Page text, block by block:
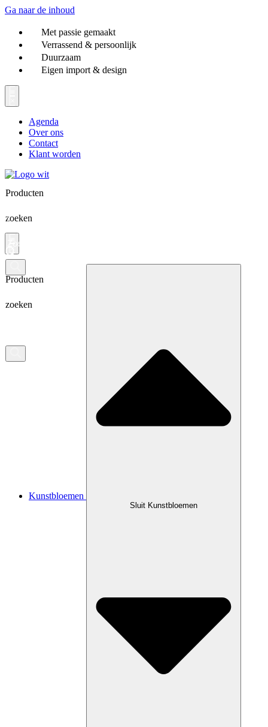
Ga naar de inhoud
Met passie gemaakt
Verrassend & persoonlijk
Duurzaam
Eigen import & design
Agenda
Over ons
Contact
Klant worden
Producten
zoeken
Producten
zoeken
Kunstbloemen
Sluit Kunstbloemen